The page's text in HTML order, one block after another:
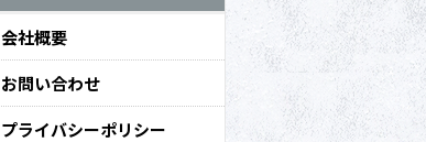
会社概要
お問い合わせ
プライバシーポリシー